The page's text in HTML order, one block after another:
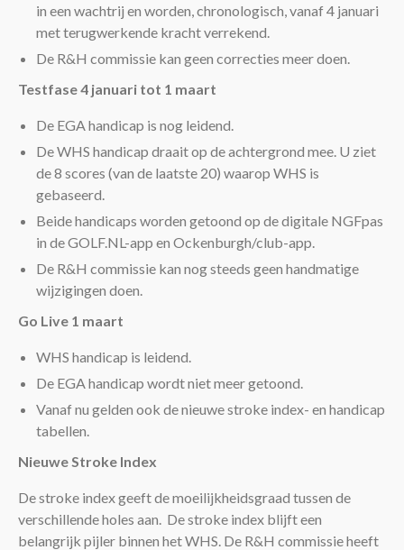
in een wachtrij en worden, chronologisch, vanaf 4 januari
met terugwerkende kracht verrekend.
De R&H commissie kan geen correcties meer doen.
Testfase 4 januari tot 1 maart
De EGA handicap is nog leidend.
De WHS handicap draait op de achtergrond mee. U ziet
de 8 scores (van de laatste 20) waarop WHS is
gebaseerd.
Beide handicaps worden getoond op de digitale NGFpas
in de GOLF.NL-app en Ockenburgh/club-app.
De R&H commissie kan nog steeds geen handmatige
wijzigingen doen.
Go Live 1 maart
WHS handicap is leidend.
De EGA handicap wordt niet meer getoond.
Vanaf nu gelden ook de nieuwe stroke index- en handicap
tabellen.
Nieuwe Stroke Index
De stroke index geeft de moeilijkheidsgraad tussen de
verschillende holes aan. De stroke index blijft een
belangrijk pijler binnen het WHS. De R&H commissie heeft